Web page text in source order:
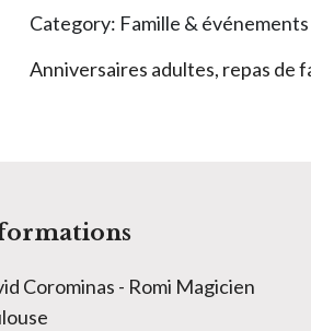
Category: Famille &
Anniversaires adultes, repas de
Corominas - Romi Magicien